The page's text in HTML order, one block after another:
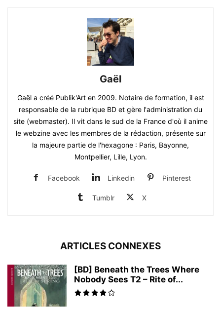
Gaël
Gaël a créé Publik'Art en 2009. Notaire de formation, il est
responsable de la rubrique BD et gère l'administration du
site (webmaster). Il vit dans le sud de la France d'où il anime
le webzine avec les membres de la rédaction, présente sur
la majeure partie de l'hexagone : Paris, Bayonne,
Montpellier, Lille, Lyon.
Facebook Linkedin Pinterest
Tumblr X
ARTICLES CONNEXES
[BD] Beneath the Trees Where
Nobody Sees T2 – Rite of...